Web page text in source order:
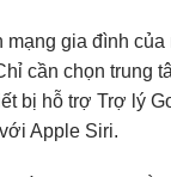
gia đình của
cần chọn trung
bị hỗ trợ Trợ lý
Apple Siri.